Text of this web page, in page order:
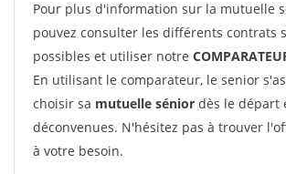
Pour plus d'information sur la mutuelle
pouvez consulter les différents contrats
possibles et utiliser notre
En utilisant le comparateur, le senior
choisir sa mutuelle sénior dès le départ
déconvenues. N'hésitez pas à trouver
à votre besoin.